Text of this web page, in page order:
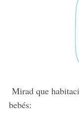
Mirad que
bebés: